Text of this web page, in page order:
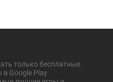
только бесплатные
Google Play